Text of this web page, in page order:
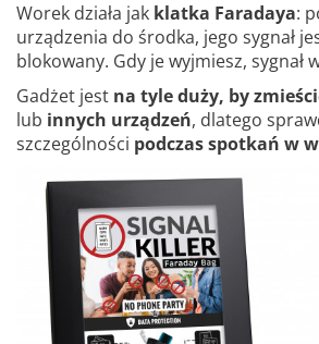
Worek działa jak klatka Faradaya:
urządzenia do środka, jego sygnał
blokowany. Gdy je wyjmiesz, sygnał
Gadżet jest na tyle duży, by
lub innych urządzeń, dlatego
szczególności podczas spotkań w